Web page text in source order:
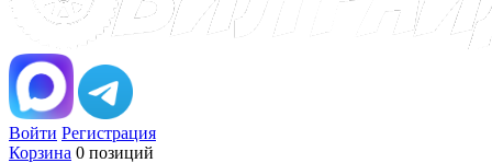
Войти Регистрация
Корзина 0 позиций